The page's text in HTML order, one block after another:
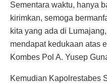
Sementara waktu, hanya
kirimkan, semoga
kita yang ada di
mendapat kedukaan atas
Kombes Pol A. Yusep
Kemudian Kapolrestabes